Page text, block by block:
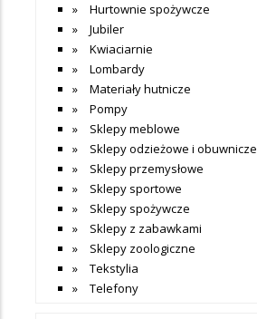
Hurtownie spożywcze
Jubiler
Kwiaciarnie
Lombardy
Materiały hutnicze
Pompy
Sklepy meblowe
Sklepy odzieżowe i obuwnicze
Sklepy przemysłowe
Sklepy sportowe
Sklepy spożywcze
Sklepy z zabawkami
Sklepy zoologiczne
Tekstylia
Telefony